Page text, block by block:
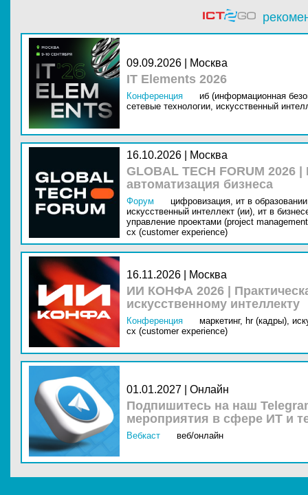
09.09.2026 | Москва
IT Elements 2026
Конференция
иб (информационная
сетевые технологии, искусственный
16.10.2026 | Москва
GLOBAL TECH FORUM
автоматизация бизнеса
Форум цифровизация, ит в
искусственный интеллект (ии), ит в
управление проектами (project
cx (customer experience)
16.11.2026 | Москва
ИИ КОНФА 2026 |
искусственному интеллекту
Конференция маркетинг, hr (кадры),
cx (customer experience)
01.01.2027 | Онлайн
Подпишитесь на наш
мероприятия в сфере ИТ и
Вебкаст веб/онлайн